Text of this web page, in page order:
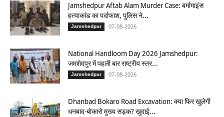
Jamshedpur Aftab Alam Murder Case: बर्मामाइंस
हत्याकांड का पर्दाफाश, पुलिस ने...
Jamshedpur 07-08-2026
National Handloom Day 2026 Jamshedpur:
जमशेदपुर में पहली बार राष्ट्रीय स्तर...
Jamshedpur 07-08-2026
Dhanbad Bokaro Road Excavation: क्या फिर खुलेगी
धनबाद-बोकारो मुख्य सड़क? खुदाई...